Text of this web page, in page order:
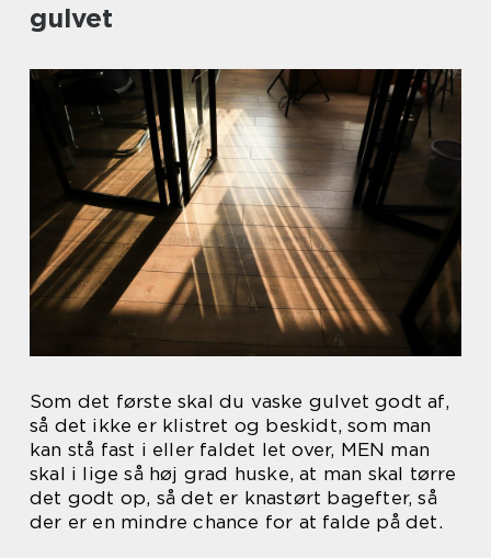
gulvet
Som det første skal du vaske gulvet godt af,
så det ikke er klistret og beskidt, som man
kan stå fast i eller faldet let over, MEN man
skal i lige så høj grad huske, at man skal tørre
det godt op, så det er knastørt bagefter, så
der er en mindre chance for at falde på det.